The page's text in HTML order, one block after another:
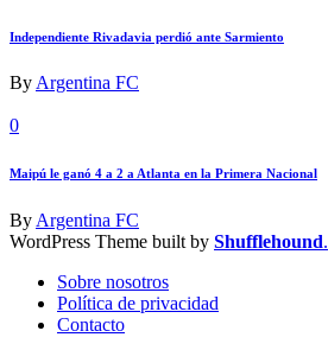
Independiente Rivadavia perdió ante Sarmiento
ByArgentina FC
0
Maipú le ganó 4 a 2 a Atlanta en la Primera Nacional
ByArgentina FC
WordPress Theme built by Shufflehound.
Sobre nosotros
Política de privacidad
Contacto